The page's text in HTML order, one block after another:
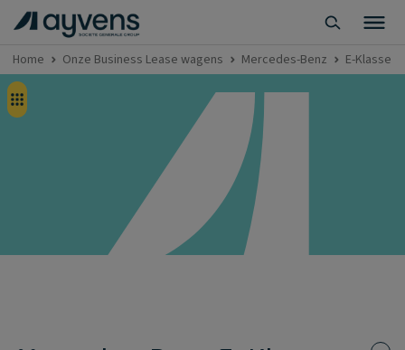
Home Onze Business Lease wagens Mercedes-Benz E-Klasse